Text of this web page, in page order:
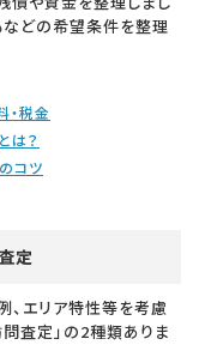
などの希望条件を整理
・税金
は？
コツ
定
、エリア特性等を考慮
問査定」の2種類ありま